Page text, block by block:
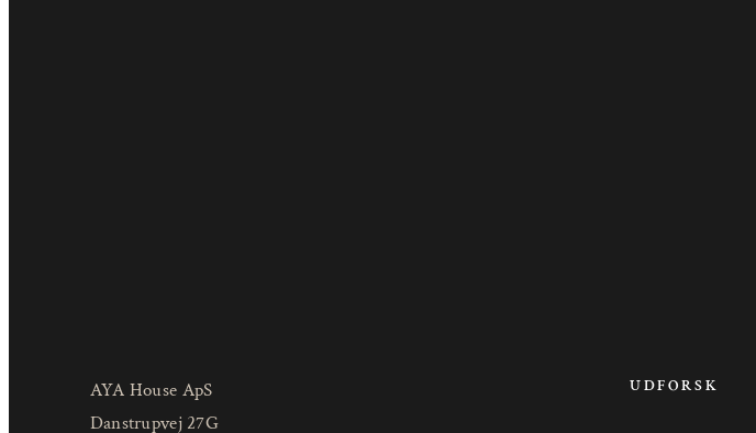
AYA House ApS
Danstrupvej 27G
UDFORSK